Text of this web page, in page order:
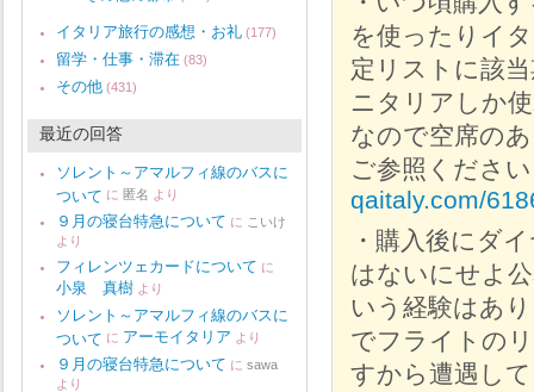
を使ったりイ
定リストに該
ニタリアしか
なので空席の
ご参照くださ
qaitaly.com/
・購入後にダ
はないにせよ
いう経験はあ
でフライトの
すから遭遇し
イタリア旅行の感想・お礼 (177)
留学・仕事・滞在 (83)
その他 (431)
最近の回答
ソレント～アマルフィ線のバスに
ついて に 匿名 より
９月の寝台特急について に こいけ
より
フィレンツェカードについて に
小泉 真樹 より
ソレント～アマルフィ線のバスに
ついて に アーモイタリア より
９月の寝台特急について に sawa
より